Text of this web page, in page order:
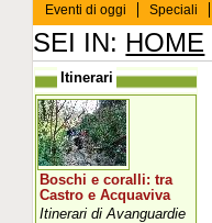
Eventi di oggi
Speciali
SEI IN: HOME
Itinerari
Boschi e coralli: tra
Castro e Acquaviva
Itinerari di Avanguardie